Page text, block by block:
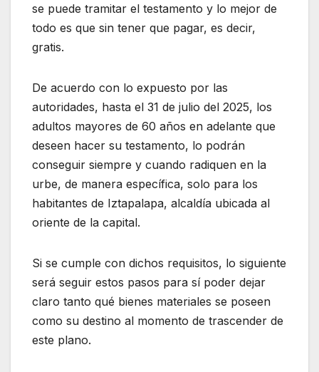
se puede tramitar el testamento y lo mejor de
todo es que sin tener que pagar, es decir,
gratis.
De acuerdo con lo expuesto por las
autoridades, hasta el 31 de julio del 2025, los
adultos mayores de 60 años en adelante que
deseen hacer su testamento, lo podrán
conseguir siempre y cuando radiquen en la
urbe, de manera específica, solo para los
habitantes de Iztapalapa, alcaldía ubicada al
oriente de la capital.
Si se cumple con dichos requisitos, lo siguiente
será seguir estos pasos para sí poder dejar
claro tanto qué bienes materiales se poseen
como su destino al momento de trascender de
este plano.